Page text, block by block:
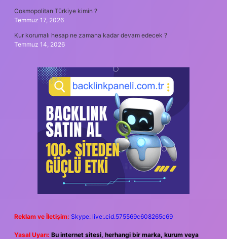
Cosmopolitan Türkiye kimin ?
Temmuz 17, 2026
Kur korumalı hesap ne zamana kadar devam edecek ?
Temmuz 14, 2026
Reklam ve İletişim: Skype: live:.cid.575569c608265c69
Yasal Uyarı: Bu internet sitesi, herhangi bir marka, kurum veya